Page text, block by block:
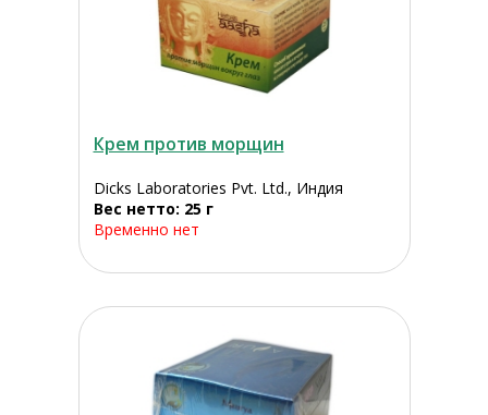
Крем против морщин
Dicks Laboratories Pvt. Ltd., Индия
Вес нетто: 25 г
Временно нет